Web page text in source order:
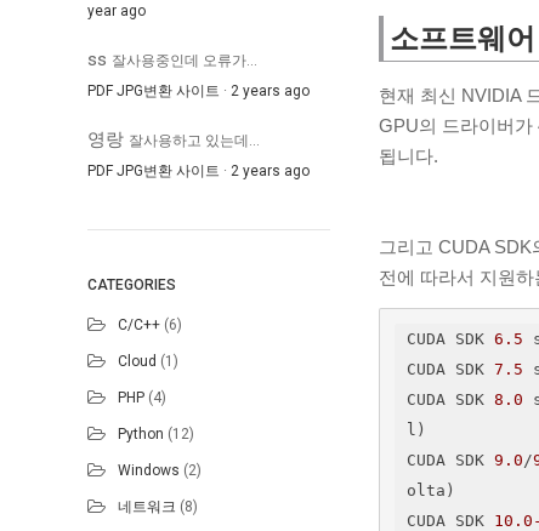
year ago
ss 잘사용중인데 오류가...
PDF JPG변환 사이트 · 2 years ago
영랑 잘사용하고 있는데...
PDF JPG변환 사이트 · 2 years ago
CATEGORIES
C/C++ (6)
Cloud (1)
PHP (4)
Python (12)
Windows (2)
네트워크 (8)
소프트웨어
현재 최신 NVIDIA
GPU의 드라이버가
됩니다.
그리고 CUDA
전에 따라서 지원
CUDA SDK 6.5
CUDA SDK 7.5
CUDA SDK 8.0
l)
CUDA SDK 9.0 /
olta)
CUDA SDK 10.0